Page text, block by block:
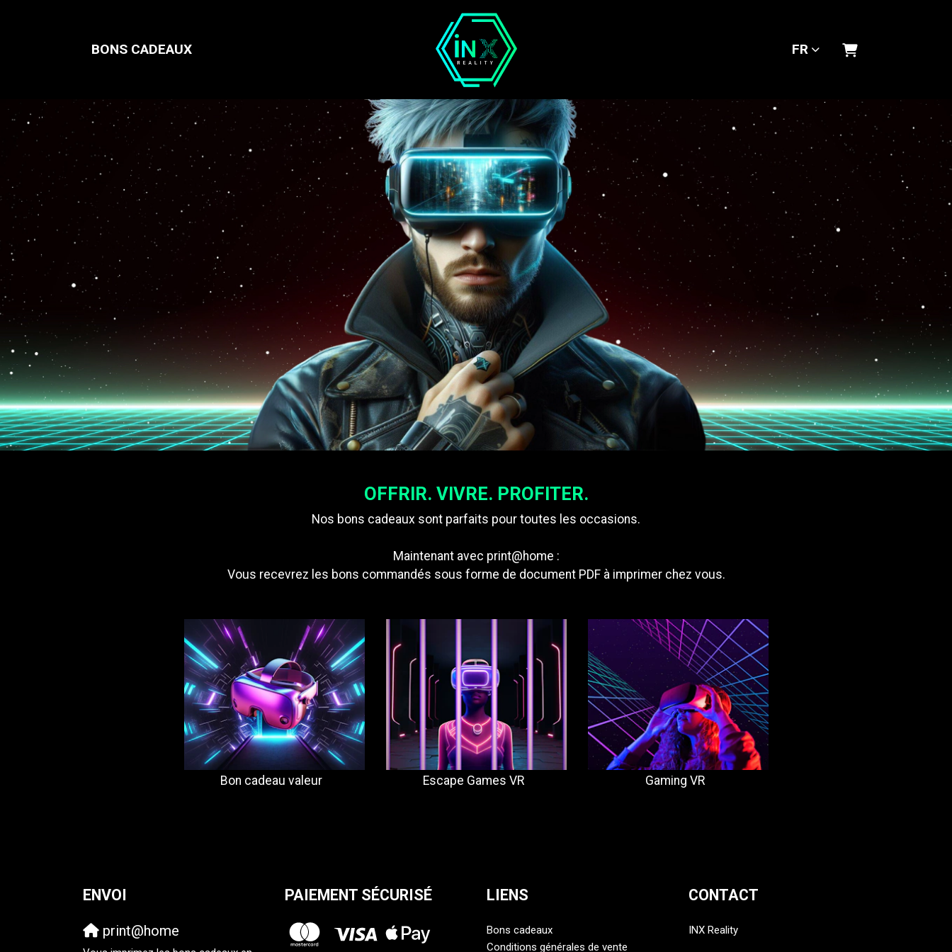
BONS CADEAUX FR
PANIER
OFFRIR. VIVRE. PROFITER.
Nos bons cadeaux sont parfaits pour toutes les occasions.
Maintenant avec print@home :
Vous recevrez les bons commandés sous forme de document PDF à imprimer chez vous.
Bon cadeau valeur Escape Games VR Gaming VR
ENVOI
print@home
PAIEMENT SÉCURISÉ LIENS
Bons cadeaux
Conditions générales de vente
CONTACT
INX Reality